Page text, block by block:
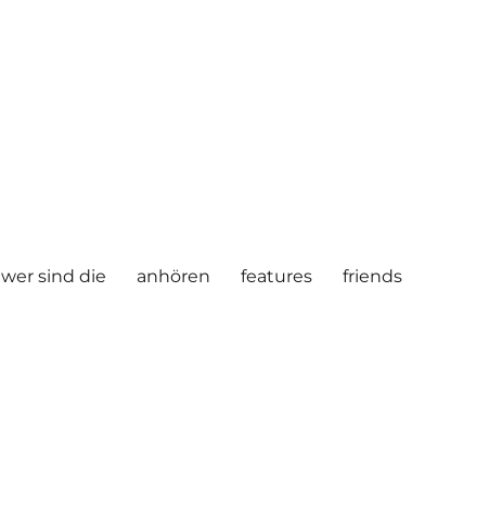
wer sind die anhören features friends